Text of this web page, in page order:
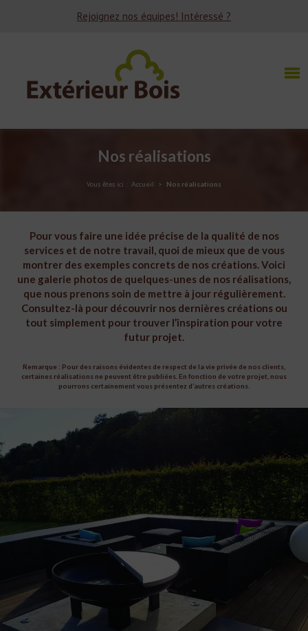
Rejoignez nos équipes! Intéressé ?
Nos réalisations
Vous êtes ici : Accueil Nos réalisations
Pour vous faire une idée précise de la qualité de nos
services et de notre travail, quoi de mieux que de vous
montrer des exemples concrets de nos créations. Voici
une galerie photos de quelques-unes de nos réalisations,
que nous prenons soin de mettre à jour régulièrement.
Consultez-là pour découvrir nos dernières créations ou
tout simplement pour trouver l’inspiration pour votre
futur projet.
Remarque : Pour des raisons évidentes de respect de la vie privée de nos clients,
certaines réalisations ne peuvent être publiées. En fonction de votre projet, nous
pourrons certainement vous présentez d’autres créations.